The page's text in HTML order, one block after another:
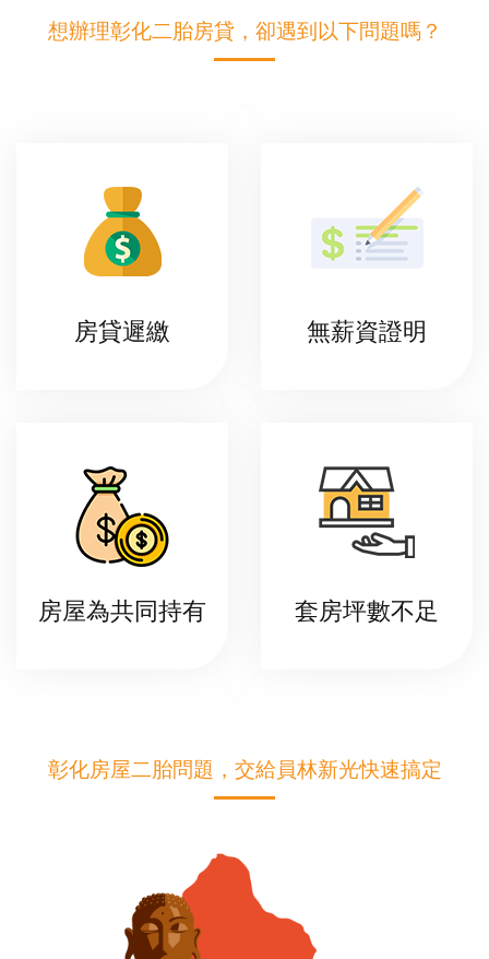
想辦理彰化二胎房貸，卻遇到以下問題嗎？
房貸遲繳 無薪資證明
房屋為共同持有 套房坪數不足
彰化房屋二胎問題，交給員林新光快速搞定